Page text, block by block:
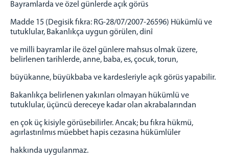
Bayramlarda ve özel günlerde açık görüs
Madde 15 (Degisik fıkra: RG-28/07/2007-26596) Hükümlü ve
tutuklular, Bakanlıkça uygun görülen, dinî
ve milli bayramlar ile özel günlere mahsus olmak üzere,
belirlenen tarihlerde, anne, baba, es, çocuk, torun,
büyükanne, büyükbaba ve kardesleriyle açık görüs yapabilir.
Bakanlıkça belirlenen yakınları olmayan hükümlü ve
tutuklular, üçüncü dereceye kadar olan akrabalarından
en çok üç kisiyle görüsebilirler. Ancak; bu fıkra hükmü,
agırlastırılmıs müebbet hapis cezasına hükümlüler
hakkında uygulanmaz.